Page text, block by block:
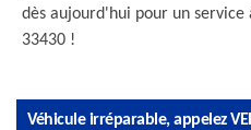
dès aujourd'hui pour un
33430 !
Véhicule irréparable, appelez